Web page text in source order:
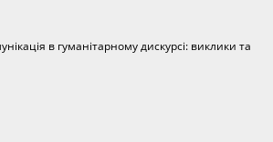
в гуманітарному дискурсі: виклики та